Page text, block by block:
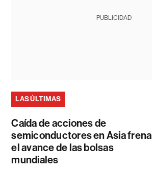
PUBLICIDAD
LAS ÚLTIMAS
Caída de acciones de
semiconductores en Asia frena
el avance de las bolsas
mundiales